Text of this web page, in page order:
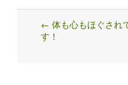
Post
navigation
← 体も心もほぐされ
す！